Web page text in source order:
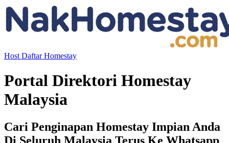
Host Daftar Homestay
Portal Direktori Homestay
Malaysia
Cari Penginapan Homestay Impian Anda